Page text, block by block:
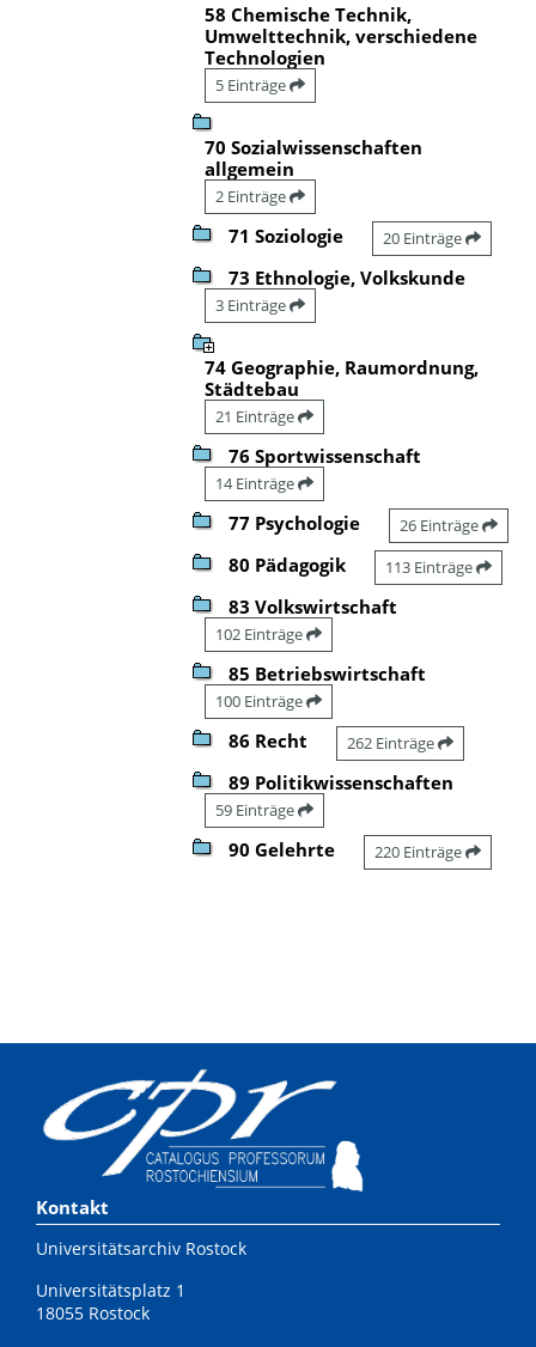
58 Chemische Technik,
Umwelttechnik, verschiedene
Technologien
5 Einträge
70 Sozialwissenschaften
allgemein
2 Einträge
71 Soziologie 20 Einträge
73 Ethnologie, Volkskunde
3 Einträge
74 Geographie, Raumordnung,
Städtebau
21 Einträge
76 Sportwissenschaft
14 Einträge
77 Psychologie 26 Einträge
80 Pädagogik 113 Einträge
83 Volkswirtschaft
102 Einträge
85 Betriebswirtschaft
100 Einträge
86 Recht 262 Einträge
89 Politikwissenschaften
59 Einträge
90 Gelehrte 220 Einträge
Kontakt
Universitätsarchiv Rostock
Universitätsplatz 1
18055 Rostock